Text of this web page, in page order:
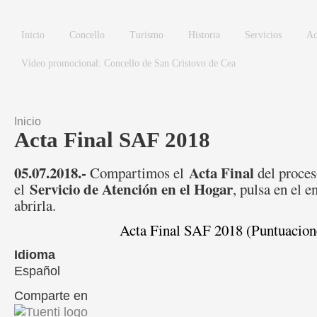
Inicio Concello Turismo Historia Servicios
Vídeo promocional: Concello de San Cristovo de Cea
Se encuentra usted aquí
Inicio
Acta Final SAF 2018
05.07.2018.- Compartimos el Acta Finaldel
el Servicio de Atención en el Hogar, pulsa en el
abrirla.
Acta Final SAF 2018
Idioma
Español
Comparte en